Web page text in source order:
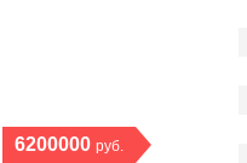
6200000 руб.